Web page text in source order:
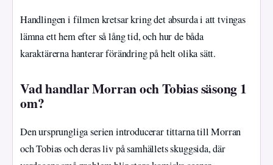
Handlingen i filmen kretsar kring det absurda i att tvingas
lämna ett hem efter så lång tid, och hur de båda
karaktärerna hanterar förändring på helt olika sätt.
Vad handlar Morran och Tobias säsong 1
om?
Den ursprungliga serien introducerar tittarna till Morran
och Tobias och deras liv på samhällets skuggsida, där